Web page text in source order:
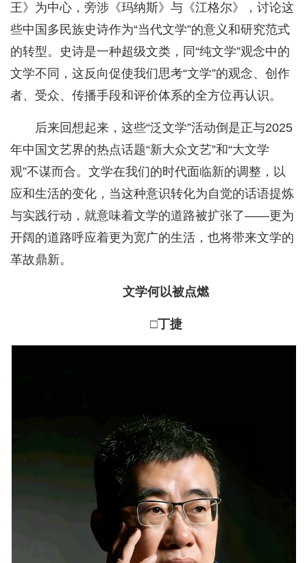
王》为中心，旁涉《玛纳斯》与《江格尔》，讨论这
些中国多民族史诗作为“当代文学”的意义和研究范式
的转型。史诗是一种超级文类，同“纯文学”观念中的
文学不同，这反向促使我们思考“文学”的观念、创作
者、受众、传播手段和评价体系的全方位再认识。
后来回想起来，这些“泛文学”活动倒是正与2025
年中国文艺界的热点话题“新大众文艺”和“大文学
观”不谋而合。文学在我们的时代面临新的调整，以
应和生活的变化，当这种意识转化为自觉的话语提炼
与实践行动，就意味着文学的道路被扩张了——更为
开阔的道路呼应着更为宽广的生活，也将带来文学的
革故鼎新。
文学何以被点燃
□丁捷